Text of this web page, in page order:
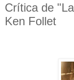
Crítica de
Ken Follet